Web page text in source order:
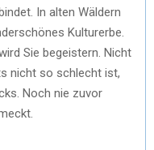
In alten Wäldern
Kulturerbe.
Sie begeistern. Nicht
nicht so schlecht ist,
Noch nie zuvor